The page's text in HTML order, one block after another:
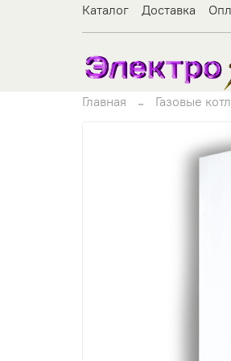
Каталог Доставка
Главная
Газовые